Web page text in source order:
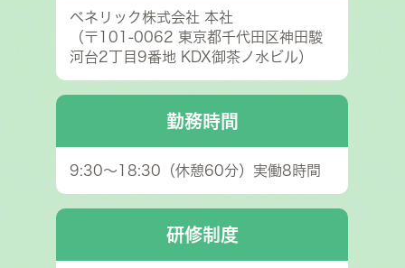
ベネリック株式会社 本社
（〒101-0062 東京都千代田区神田駿
河台2丁目9番地 KDX御茶ノ水ビル）
勤務時間
9:30～18:30（休憩60分）実働8時間
研修制度